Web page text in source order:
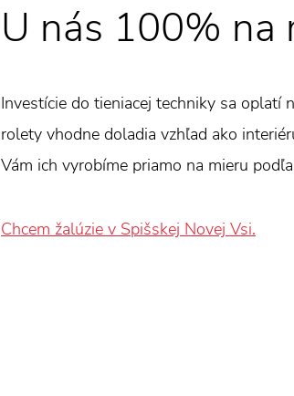
U nás 100% na
Investície do tieniacej techniky sa oplatí
rolety vhodne doladia vzhľad ako
Vám ich vyrobíme priamo na mieru
Chcem žalúzie v Spišskej Novej Vsi.